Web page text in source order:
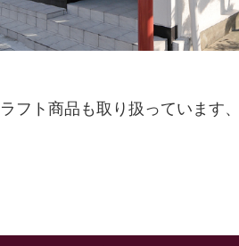
フト商品も取り扱っています